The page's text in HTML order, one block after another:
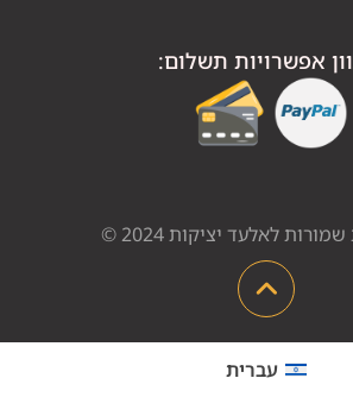
תשלום:
יציקות 2024 ©
עברית